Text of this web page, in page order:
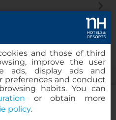
and those of third
improve the user
ads, display ads and
and conduct
habits. You can
or obtain more
policy.